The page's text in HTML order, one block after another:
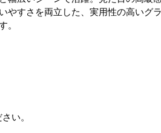
やすさを両立した、実用性の高いグラ
。
い。